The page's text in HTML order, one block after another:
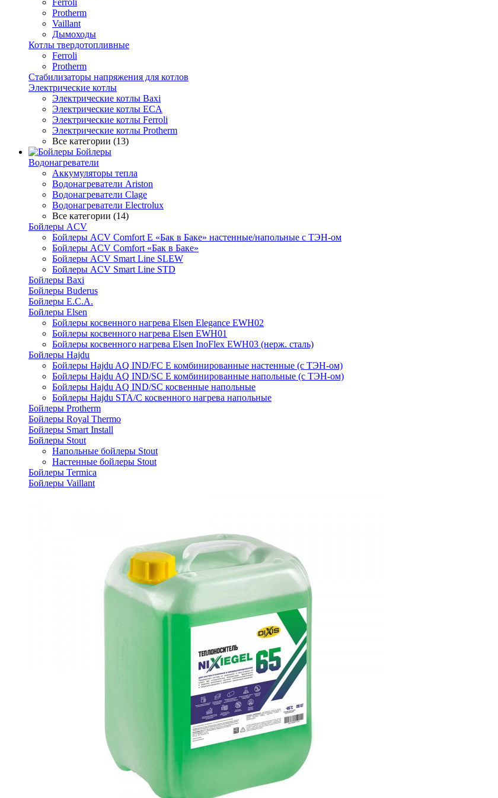
Ferroli
Protherm
Vaillant
Дымоходы
Котлы твердотопливные
Ferroli
Protherm
Стабилизаторы напряжения для котлов
Электрические котлы
Электрические котлы Baxi
Электрические котлы ECA
Электрические котлы Ferroli
Электрические котлы Protherm
Все категории (13)
Бойлеры
Водонагреватели
Аккумуляторы тепла
Водонагреватели Ariston
Водонагреватели Clage
Водонагреватели Electrolux
Все категории (14)
Бойлеры ACV
Бойлеры ACV Comfort E «Бак в Баке» настенные/напольные c ТЭН-ом
Бойлеры ACV Comfort «Бак в Баке»
Бойлеры ACV Smart Line SLEW
Бойлеры ACV Smart Line STD
Бойлеры Baxi
Бойлеры Buderus
Бойлеры E.C.A.
Бойлеры Elsen
Бойлеры косвенного нагрева Elsen Elegance EWH02
Бойлеры косвенного нагрева Elsen EWH01
Бойлеры косвенного нагрева Elsen InoFlex EWH03 (нерж. сталь)
Бойлеры Hajdu
Бойлеры Hajdu AQ IND/FC E комбинированные настенные (с ТЭН-ом)
Бойлеры Hajdu AQ IND/SC E комбинированные напольные (с ТЭН-ом)
Бойлеры Hajdu AQ IND/SC косвенные напольные
Бойлеры Hajdu STA/C косвенного нагрева напольные
Бойлеры Protherm
Бойлеры Royal Thermo
Бойлеры Smart Install
Бойлеры Stout
Напольные бойлеры Stout
Настенные бойлеры Stout
Бойлеры Termica
Бойлеры Vaillant